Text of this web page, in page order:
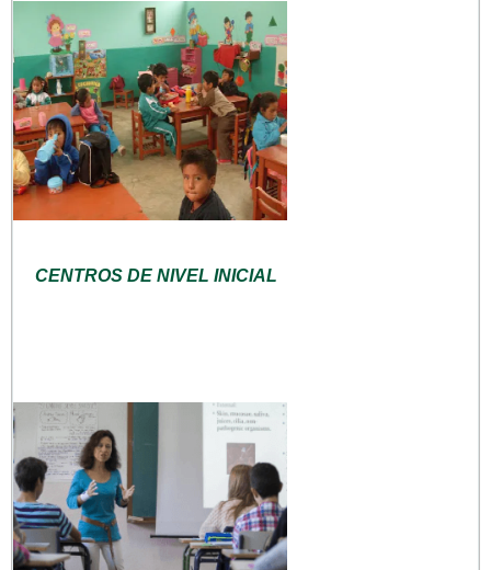
CENTROS DE NIVEL INICIAL